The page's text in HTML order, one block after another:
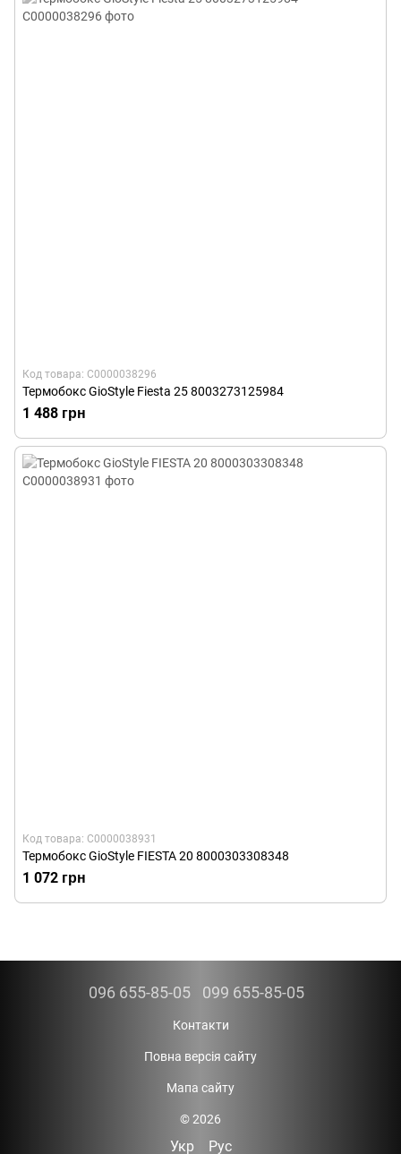
Код товара: С0000038296
Термобокс GioStyle Fiesta 25 8003273125984
1 488 грн
Код товара: С0000038931
Термобокс GioStyle FIESTA 20 8000303308348
1 072 грн
096 655-85-05 099 655-85-05
Контакти
Повна версія сайту
Мапа сайту
© 2026
Укр Рус